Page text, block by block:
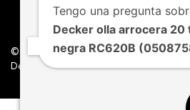
© Nemvo. Todos los derechos Reservados.
Design by Nemvo Agency
Tengo una pregunta
Decker olla arrocera 20
negra RC620B